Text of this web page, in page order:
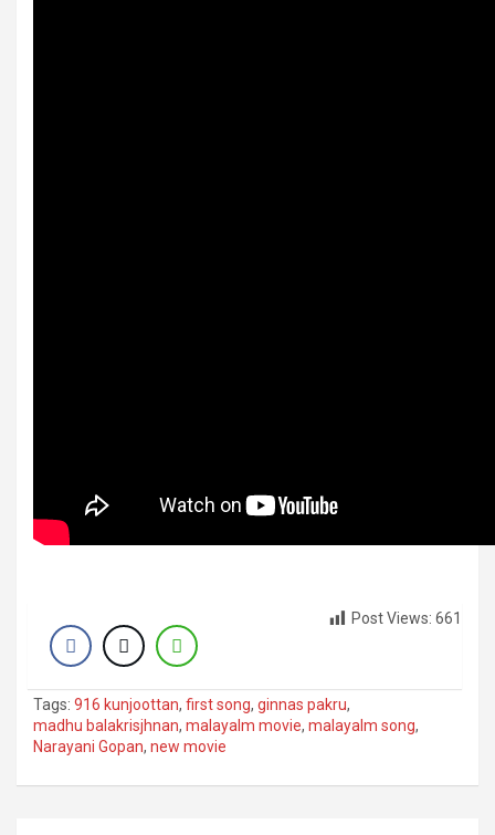
Post Views: 661
Tags: 916 kunjoottan, first song, ginnas pakru,
madhu balakrisjhnan, malayalm movie, malayalm song,
Narayani Gopan, new movie